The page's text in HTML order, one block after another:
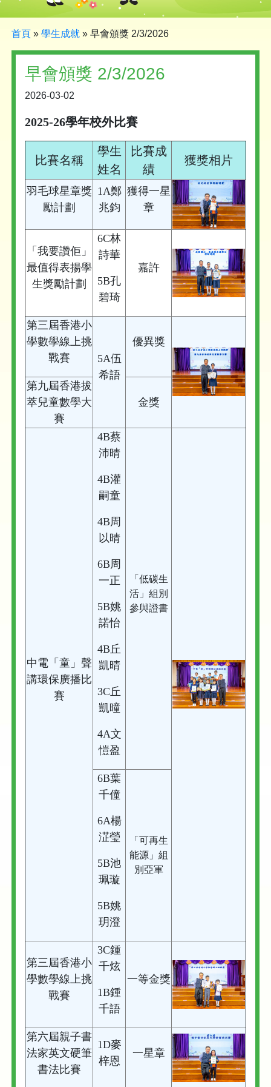
首頁 » 學生成就 » 早會頒獎 2/3/2026
早會頒獎 2/3/2026
2026-03-02
2025-26學年校外比賽
比賽名稱
學生
姓名
比賽成
績
獲獎相片
羽毛球星章獎
勵計劃
1A鄭
兆鈞
獲得一星
章
「我要讚佢」
最值得表揚學
生獎勵計劃
6C林
詩華
5B孔
碧琦
嘉許
第三屆香港小
學數學線上挑
戰賽
5A伍
希語
優異獎
第九屆香港拔
萃兒童數學大
賽
金獎
中電「童」聲
講環保廣播比
賽
4B蔡
沛晴
4B灌
嗣童
4B周
以晴
6B周
一正
5B姚
諾怡
4B丘
凱晴
3C丘
凱曈
4A文
愷盈
「低碳生
活」組別
參與證書
6B葉
千僮
6A楊
淽瑩
5B池
珮璇
5B姚
玥澄
「可再生
能源」組
別亞軍
第三屆香港小
學數學線上挑
戰賽
3C鍾
千炫
1B鍾
千語
一等金獎
第六屆親子書
法家英文硬筆
書法比賽
1D麥
梓恩
一星章